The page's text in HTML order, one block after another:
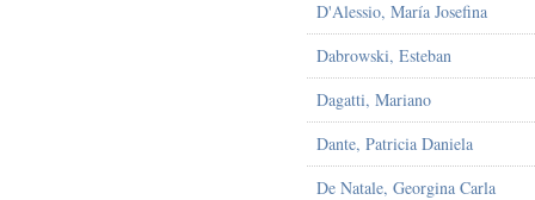
D'Alessio, María Josefina
Dabrowski, Esteban
Dagatti, Mariano
Dante, Patricia Daniela
De Natale, Georgina Carla